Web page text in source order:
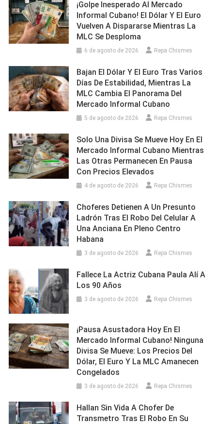
¡Golpe Inesperado Al Mercado
Informal Cubano! El Dólar Y El Euro
Vuelven A Dispararse Mientras La
MLC Se Desploma
6 de agosto de 2026 Repa Chismes
Bajan El Dólar Y El Euro Tras Varios
Días De Estabilidad, Mientras La
MLC Cambia El Panorama Del
Mercado Informal Cubano
5 de agosto de 2026 Repa Chismes
Solo Una Divisa Se Mueve Hoy En El
Mercado Informal Cubano Mientras
Las Otras Permanecen En Pausa
Con Precios Elevados
4 de agosto de 2026 Repa Chismes
Choferes Detienen A Un Presunto
Ladrón Tras El Robo Del Celular A
Una Anciana En Pleno Centro
Habana
3 de agosto de 2026 Repa Chismes
Fallece La Actriz Cubana Paula Alí A
Los 90 Años
3 de agosto de 2026 Repa Chismes
¡Pausa Asustadora Hoy En El
Mercado Informal Cubano! Ninguna
Divisa Se Mueve: Los Precios Del
Dólar, El Euro Y La MLC Amanecen
Congelados
3 de agosto de 2026 Repa Chismes
Hallan Sin Vida A Chofer De
Transmetro Tras El Robo En Su